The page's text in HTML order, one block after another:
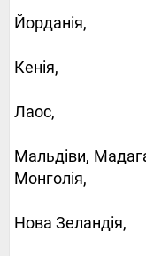
Йорданія,
Кенія,
Лаос,
Мальдіви,
Монголія,
Нова Зеландія,